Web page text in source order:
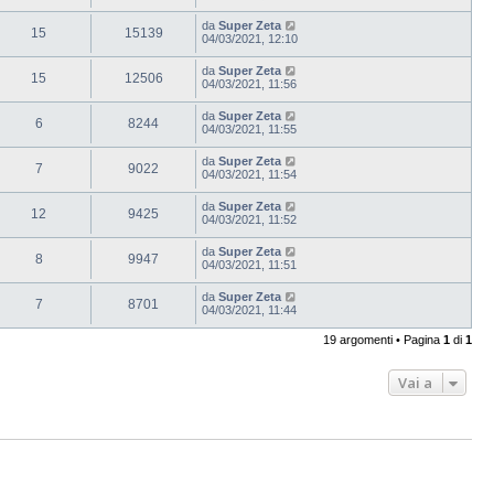
15 15139 da Super Zeta
04/03/2021, 12:10
15 12506 da Super Zeta
04/03/2021, 11:56
6 8244 da Super Zeta
04/03/2021, 11:55
7 9022 da Super Zeta
04/03/2021, 11:54
12 9425 da Super Zeta
04/03/2021, 11:52
8 9947 da Super Zeta
04/03/2021, 11:51
7 8701 da Super Zeta
04/03/2021, 11:44
19 argomenti • Pagina 1 di 1
Vai a